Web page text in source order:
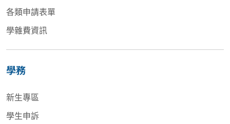
各類申請表單
學雜費資訊
學務
新生專區
學生申訴